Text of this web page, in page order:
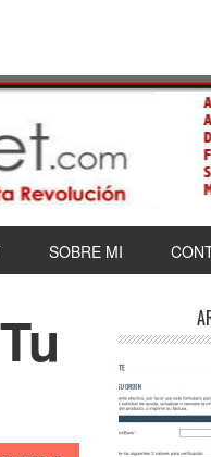
SOBRE MI